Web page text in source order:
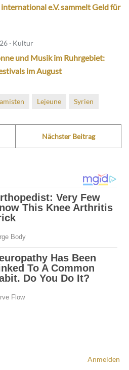
e.V. sammelt Geld für
· Kultur
und Musik im Ruhrgebiet:
im August
Lejeune Syrien
Nächster Beitrag
Anmelden